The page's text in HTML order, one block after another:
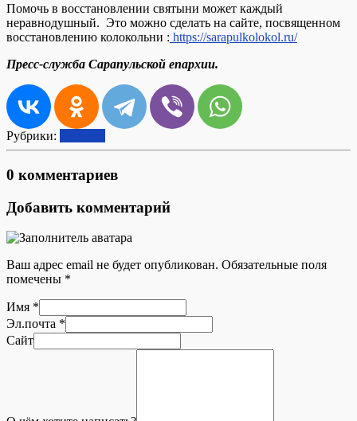
Помочь в восстановлении святыни может каждый
неравнодушный. Это можно сделать на сайте, посвященном
восстановлению колокольни : https://sarapulkolokol.ru/
Пресс-служба Сарапульской епархии.
Рубрики:
0 комментариев
Добавить комментарий
Ваш адрес email не будет опубликован. Обязательные поля
помечены *
Имя *
Эл.почта *
Сайт